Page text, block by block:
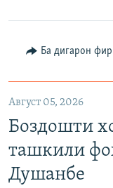
Ба дигарон
Август 05, 2026
Боздошти
ташкили
Душанбе